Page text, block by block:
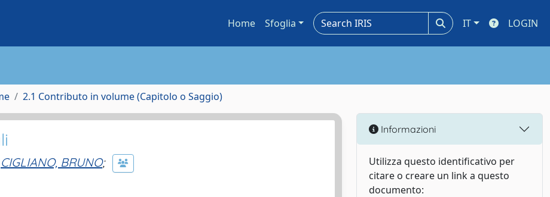
Home Sfoglia IT LOGIN
2.1 Contributo in volume (Capitolo o Saggio)
CIGLIANO, BRUNO;
Informazioni
Utilizza questo identificativo per
citare o creare un link a questo
documento: